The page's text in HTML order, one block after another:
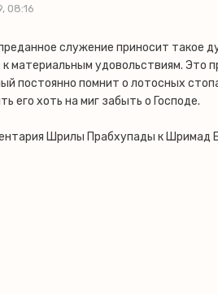
08:16
служение приносит такое
к материальным удовольствиям. Это
постоянно помнит о лотосных
его хоть на миг забыть о Господе.
Шрилы Прабхупады к Шримад